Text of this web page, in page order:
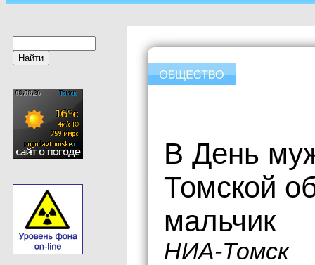
В День
Томской
мальчик
НИА-Томск